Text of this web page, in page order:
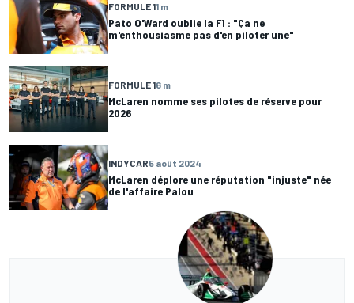
FORMULE 11 m
Pato O'Ward oublie la F1 : "Ça ne
m'enthousiasme pas d'en piloter une"
FORMULE 16 m
McLaren nomme ses pilotes de réserve pour
2026
INDYCAR5 août 2024
McLaren déplore une réputation "injuste" née
de l'affaire Palou